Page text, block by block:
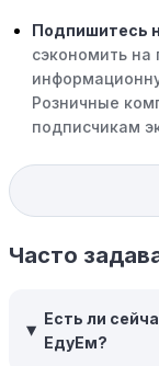
Подпишитесь
сэкономить на
Розничные
подписчикам
Программы
компании
покупках.
Совершать
крупными
Часто
Есть ли
ЕдуЕм?